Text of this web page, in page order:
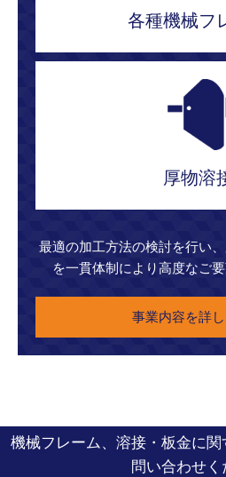
各種機械フ
厚物溶
最適の加工方法の検討を行い
を一貫体制により高度なご
事業内容を詳
機械フレーム、溶接・板金に
問い合わせく